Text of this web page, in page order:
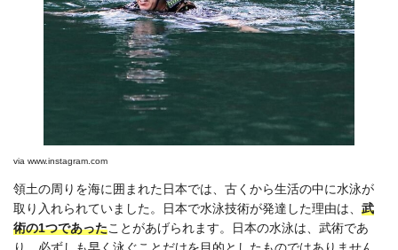
via www.instagram.com
領土の周りを海に囲まれた日本では、古くから生活の中に水泳が
取り入れられていました。日本で水泳技術が発達した理由は、 武
術の1つであったことがあげられます。日本の水泳は、武術であ